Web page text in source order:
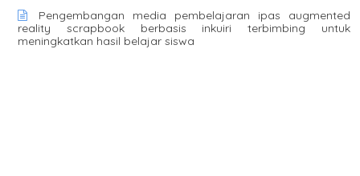
Pengembangan media pembelajaran ipas augmented
reality scrapbook berbasis inkuiri terbimbing untuk
meningkatkan hasil belajar siswa